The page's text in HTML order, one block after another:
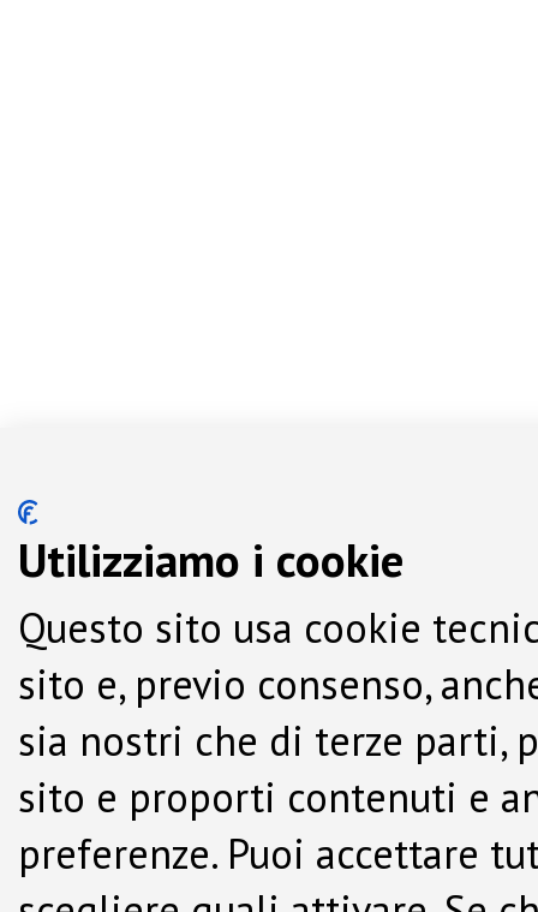
Utilizziamo i cookie
Questo sito usa cookie
sito e, previo consenso,
sia nostri che di terze parti,
sito e proporti contenuti e
preferenze. Puoi accettare